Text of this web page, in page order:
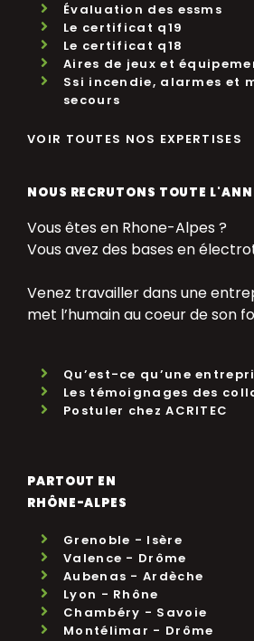
NOUS RECRUTONS TOUTE
Vous êtes en Rhone-Alpes ?
Vous avez des bases en
Venez travailler dans une
met l’humain au coeur de son
Qu’est-ce qu’une
Les témoignages des
Postuler chez ACRITEC
PARTOUT EN
RHÔNE-ALPES
Grenoble - Isère
Valence - Drôme
Aubenas - Ardèche
Lyon - Rhône
Chambéry - Savoie
Montélimar - Drôme
Évaluation des essms
Le certificat q19
Le certificat q18
Aires de jeux et
Ssi incendie, alarmes et
secours
VOIR TOUTES NOS EXPERTISES